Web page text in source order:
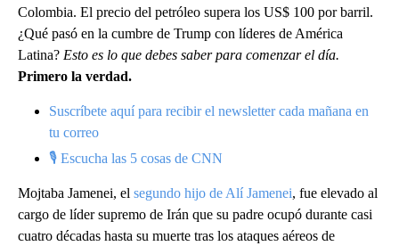
Colombia. El precio del petróleo supera los US$ 100 por barril.
¿Qué pasó en la cumbre de Trump con líderes de América
Latina? Esto es lo que debes saber para comenzar el día.
Primero la verdad.
Suscríbete aquí para recibir el newsletter cada mañana en
tu correo
🎙 Escucha las 5 cosas de CNN
Mojtaba Jamenei, el segundo hijo de Alí Jamenei, fue elevado al
cargo de líder supremo de Irán que su padre ocupó durante casi
cuatro décadas hasta su muerte tras los ataques aéreos de